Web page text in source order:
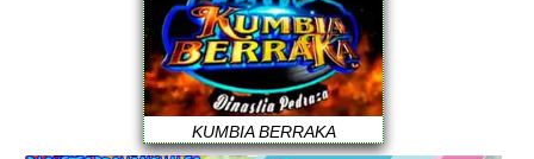
KUMBIA BERRAKA